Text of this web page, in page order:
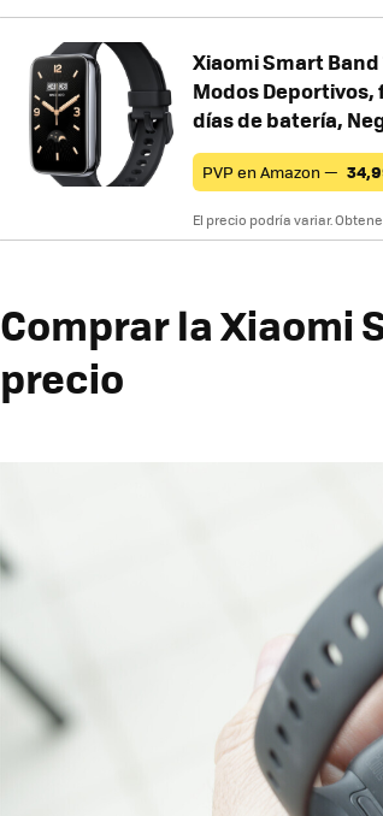
Xiaomi Smart Band
Modos Deportivos,
días de batería,
PVP en Amazon —
El precio podría variar.
Comprar la Xiaomi
precio